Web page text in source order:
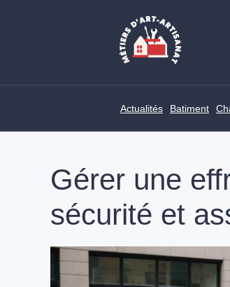
Actualités Batiment
Gérer une
sécurité et